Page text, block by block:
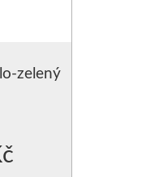
zelený